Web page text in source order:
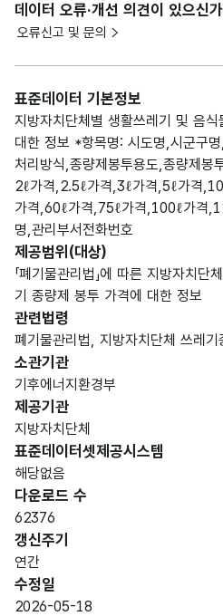
데이터 오류·개선 의견이 있으신
오류신고 및 문의
표준데이터 기본정보
지방자치단체별 생활쓰레기 및 음
대한 정보 *항목명: 시도명,시군구
처리방식,종량제봉투용도,종량제봉
2ℓ가격,2.5ℓ가격,3ℓ가격,5ℓ가격
가격,60ℓ가격,75ℓ가격,100ℓ가격
명,관리부서전화번호
제공범위(대상)
「폐기물관리법」에 따른 지방자치
기 종량제 봉투 가격에 대한 정보
관련법령
폐기물관리법, 지방자치단체 쓰레
소관기관
기후에너지환경부
제공기관
지방자치단체
표준데이터셋제공시스템
해당없음
다운로드 수
62376
갱신주기
연간
수정일
2026-05-18